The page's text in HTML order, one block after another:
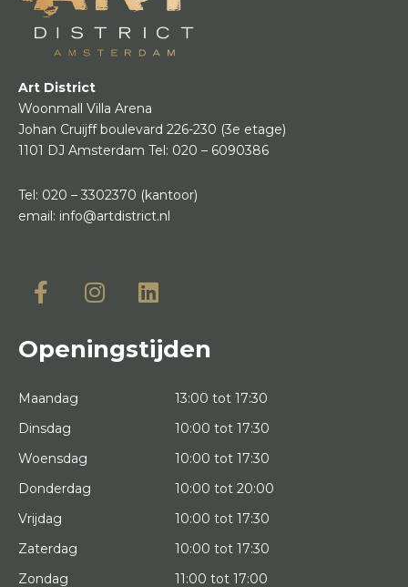
Art District
Woonmall Villa Arena
Johan Cruijff boulevard 226-230 (3e etage)
1101 DJ Amsterdam Tel: 020 – 6090386
Tel: 020 – 3302370 (kantoor)
email: info@artdistrict.nl
Openingstijden
Maandag
13:00 tot 17:30
Dinsdag
10:00 tot 17:30
Woensdag
10:00 tot 17:30
Donderdag
10:00 tot 20:00
Vrijdag
10:00 tot 17:30
Zaterdag
10:00 tot 17:30
Zondag
11:00 tot 17:00